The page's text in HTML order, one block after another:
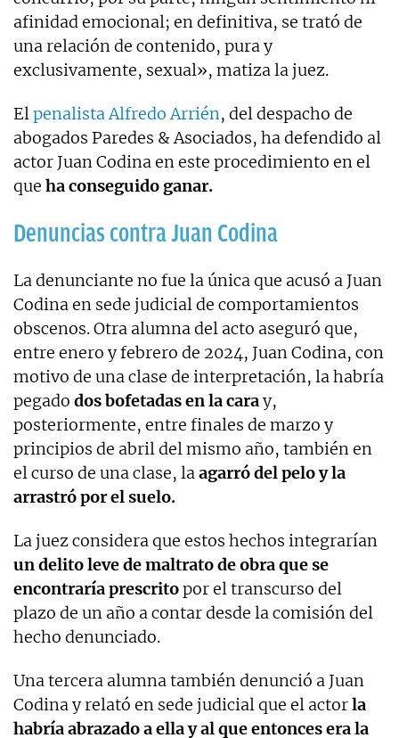
afinidad emocional; en definitiva, se trató de
una relación de contenido, pura y
exclusivamente, sexual», matiza la juez.
Elpenalista Alfredo Arrién, del despacho de
abogados Paredes & Asociados, ha defendido al
actor Juan Codina en este procedimiento en el
que ha conseguido ganar.
Denuncias contra Juan Codina
La denunciante no fue la única que acusó a Juan
Codina en sede judicial de comportamientos
obscenos. Otra alumna del acto aseguró que,
entre enero y febrero de 2024, Juan Codina, con
motivo de una clase de interpretación, la habría
pegado dos bofetadas en la caray,
posteriormente, entre finales de marzo y
principios de abril del mismo año, también en
el curso de una clase, laagarró del pelo y la
arrastró por el suelo.
La juez considera que estos hechos integrarían
un delito leve de maltrato de obraque se
encontraría prescritopor el transcurso del
plazo de un año a contar desde la comisión del
hecho denunciado.
Una tercera alumna también denunció a Juan
Codina y relató en sede judicial que el actorla
habría abrazado a ella y al que entonces era la